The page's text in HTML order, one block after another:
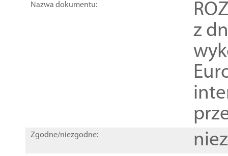
Nazwa dokumentu:
z
Zgodne/niezgodne: